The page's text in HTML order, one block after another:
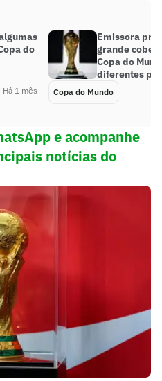
do
Há 1 mês
Emissora
grande
Copa do
diferentes
Copa do Mundo
e acompanhe
notícias do